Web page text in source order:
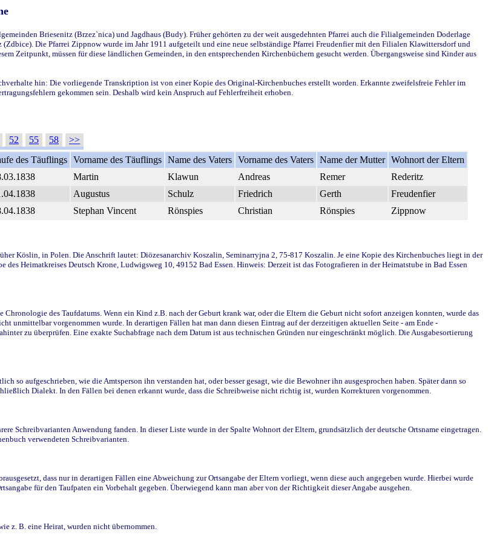
Briesenitz (Brzez`nica) und Jagdhaus (Budy). Früher gehörten zu der weit ausgedehnten Pfarrei auch die Filialgemeinden Doderlage
Die Pfarrei Zippnow wurde im Jahr 1911 aufgeteilt und eine neue selbständige Pfarrei Freudenfier mit den Filialen Klawittersdorf und
Zeitpunkt, müssen für diese ländlichen Gemeinden, in den entsprechenden Kirchenbüchern gesucht werden. Übergangsweise sind Kinder aus
hin: Die vorliegende Transkription ist von einer Kopie des Original-Kirchenbuches erstellt worden. Erkannte zweifelsfreie Fehler im
gekommen sein. Deshalb wird kein Anspruch auf Fehlerfreiheit erhoben.
52 55 58
>>
des Täuflings Vorname des Täuflings Name des Vaters Vorname des Vaters Name der Mutter Wohnort der Eltern
Martin Klawun Andreas Remer
Rederitz
Augustus Schulz Friedrich Gerth
Freudenfier
Stephan Vincent Rönspies Christian Rönspies Zippnow
Köslin, in Polen. Die Anschrift lautet: Diözesanarchiv Koszalin, Seminarryjna 2, 75-817 Koszalin. Je eine Kopie des Kirchenbuches liegt in der
Heimatkreises Deutsch Krone, Ludwigsweg 10, 49152 Bad Essen. Hinweis: Derzeit ist das Fotografieren in der Heimatstube in Bad Essen
des Taufdatums. Wenn ein Kind z.B. nach der Geburt krank war, oder die Eltern die Geburt nicht sofort anzeigen konnten, wurde das
unmittelbar vorgenommen wurde. In derartigen Fällen hat man dann diesen Eintrag auf der derzeitigen aktuellen Seite - am Ende -
zu überprüfen. Eine exakte Suchabfrage nach dem Datum ist aus technischen Gründen nur eingeschränkt möglich. Die Ausgabesortierung
so aufgeschrieben, wie die Amtsperson ihn verstanden hat, oder besser gesagt, wie die Bewohner ihn ausgesprochen haben. Später dann so
Dialekt. In den Fällen bei denen erkannt wurde, dass die Schreibweise nicht richtig ist, wurden Korrekturen vorgenommen.
Schreibvarianten Anwendung fanden. In dieser Liste wurde in der Spalte Wohnort der Eltern, grundsätzlich der deutsche Ortsname eingetragen.
verwendeten Schreibvarianten.
dass nur in derartigen Fällen eine Abweichung zur Ortsangabe der Eltern vorliegt, wenn diese auch angegeben wurde. Hierbei wurde
für den Taufpaten ein Vorbehalt gegeben. Überwiegend kann man aber von der Richtigkeit dieser Angabe ausgehen.
z. B. eine Heirat, wurden nicht übernommen.